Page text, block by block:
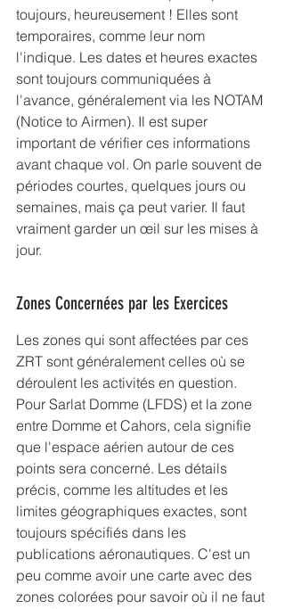
toujours, heureusement ! Elles sont
temporaires, comme leur nom
l'indique. Les dates et heures exactes
sont toujours communiquées à
l'avance, généralement via les NOTAM
(Notice to Airmen). Il est super
important de vérifier ces informations
avant chaque vol. On parle souvent de
périodes courtes, quelques jours ou
semaines, mais ça peut varier. Il faut
vraiment garder un œil sur les mises à
jour.
Zones Concernées par les Exercices
Les zones qui sont affectées par ces
ZRT sont généralement celles où se
déroulent les activités en question.
Pour Sarlat Domme (LFDS) et la zone
entre Domme et Cahors, cela signifie
que l'espace aérien autour de ces
points sera concerné. Les détails
précis, comme les altitudes et les
limites géographiques exactes, sont
toujours spécifiés dans les
publications aéronautiques. C'est un
peu comme avoir une carte avec des
zones colorées pour savoir où il ne faut